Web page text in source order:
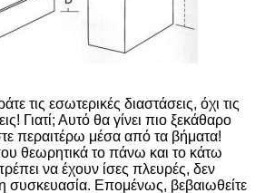
τις εσωτερικές διαστάσεις, όχι τις
Γιατί; Αυτό θα γίνει πιο ξεκάθαρο
περαιτέρω μέσα από τα βήματα!
θεωρητικά το πάνω και το κάτω
να έχουν ίσες πλευρές, δεν
συσκευασία. Επομένως, βεβαιωθείτε